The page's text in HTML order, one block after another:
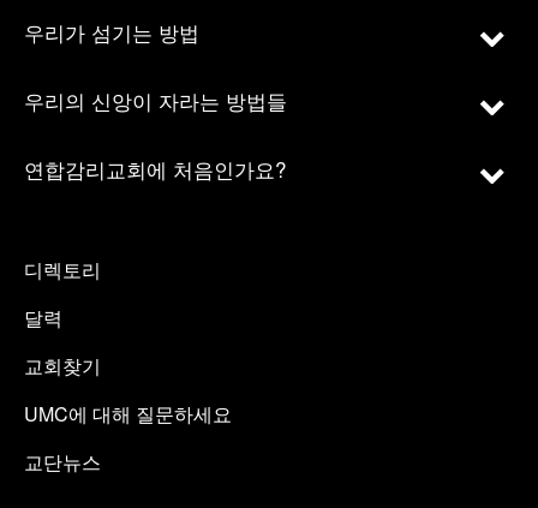
우리가 섬기는 방법
우리의 신앙이 자라는 방법들
연합감리교회에 처음인가요?
디렉토리
달력
교회찾기
UMC에 대해 질문하세요
교단뉴스